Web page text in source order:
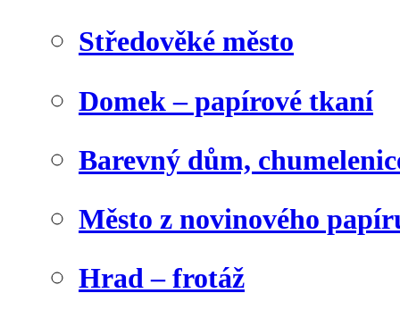
Středověké město
Domek – papírové tkaní
Barevný dům,
Město z novinového
Hrad – frotáž